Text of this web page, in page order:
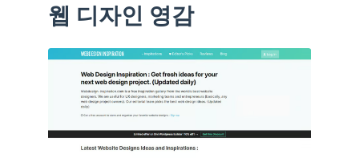
웹 디자인 영감